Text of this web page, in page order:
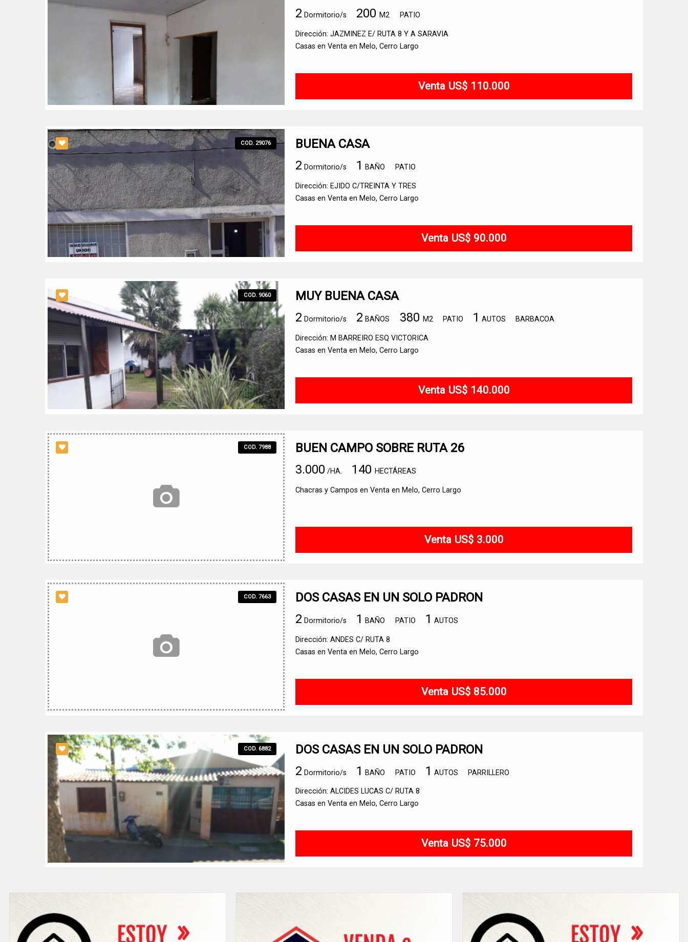
2 Dormitorio/s 200M2 PATIO
Dirección: JAZMINEZ E/ RUTA 8 Y A SARAVIA
Casas en Venta en Melo, Cerro Largo
Venta US$ 110.000
COD. 29076
BUENA CASA
2 Dormitorio/s 1 BAÑO PATIO
Dirección: EJIDO C/TREINTA Y TRES
Casas en Venta en Melo, Cerro Largo
Venta US$ 90.000
COD. 9060
MUY BUENA CASA
2 Dormitorio/s 2 BAÑOS 380 M2 PATIO 1 AUTOS BARBACOA
Dirección: M BARREIRO ESQ VICTORICA
Casas en Venta en Melo, Cerro Largo
Venta US$ 140.000
COD. 7988
BUEN CAMPO SOBRE RUTA 26
3.000 /HA. 140HECTÁREAS
Chacras y Campos en Venta en Melo, Cerro Largo
Venta US$ 3.000
COD. 7663
DOS CASAS EN UN SOLO PADRON
2 Dormitorio/s 1 BAÑO PATIO 1 AUTOS
Dirección: ANDES C/ RUTA 8
Casas en Venta en Melo, Cerro Largo
Venta US$ 85.000
COD. 6882
DOS CASAS EN UN SOLO PADRON
2 Dormitorio/s 1 BAÑO PATIO 1 AUTOS PARRILLERO
Dirección: ALCIDES LUCAS C/ RUTA 8
Casas en Venta en Melo, Cerro Largo
Venta US$ 75.000